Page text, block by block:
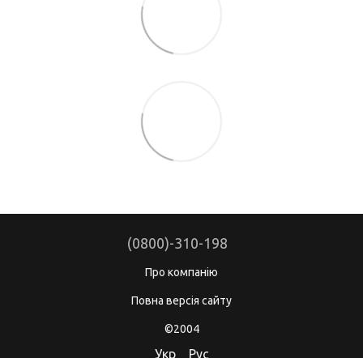
(0800)-310-198
Про компанію
Повна версія сайту
©2004
Укр Рус